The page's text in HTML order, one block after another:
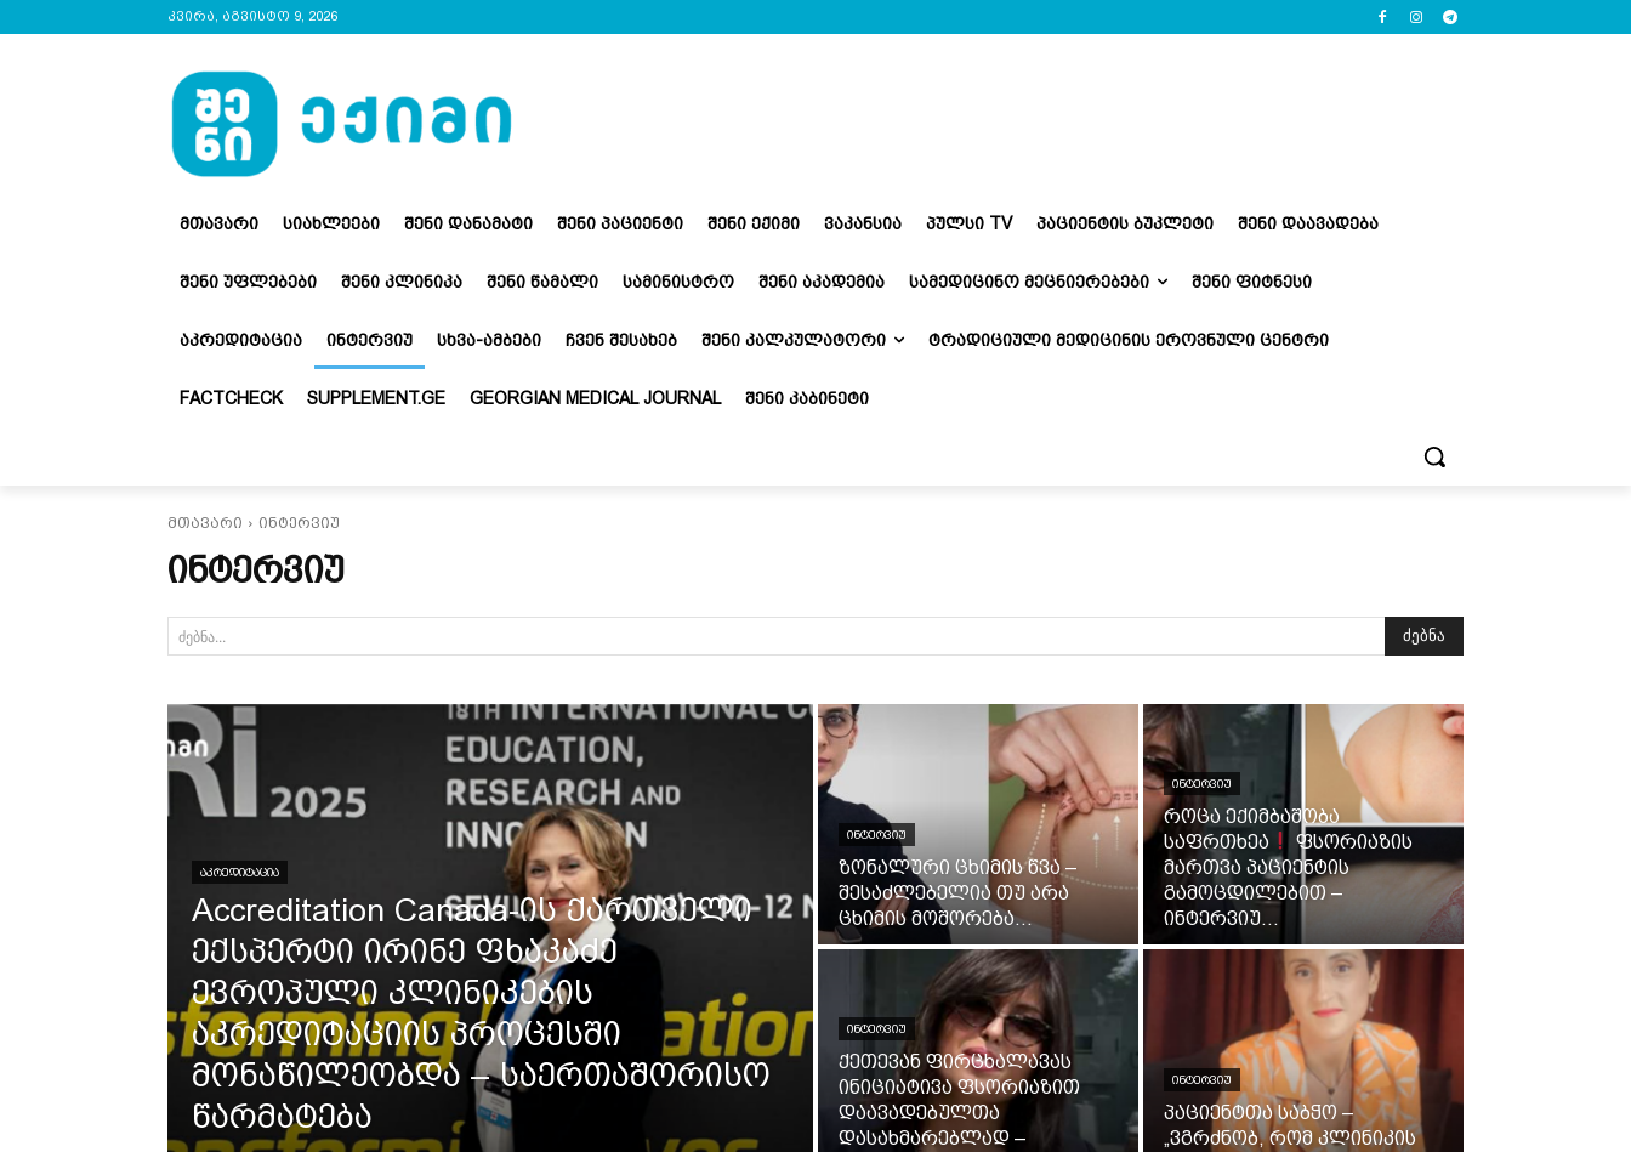
კვირა, აგვისტო 9, 2026
ᲛᲗᲐᲕᲐᲠᲘ ᲡᲘᲐᲮᲚᲔᲔᲑᲘ ᲨᲔᲜᲘ ᲓᲐᲜᲐᲛᲐᲢᲘ ᲨᲔᲜᲘ ᲞᲐᲪᲘᲔᲜᲢᲘ ᲨᲔᲜᲘ ᲔᲥᲘᲛᲘ ᲕᲐᲙᲐᲜᲡᲘᲐ ᲞᲣᲚᲡᲘ TV ᲞᲐᲪᲘᲔᲜᲢᲘᲡ ᲑᲣᲙᲚᲔᲢᲘ ᲨᲔᲜᲘ ᲓᲐᲐᲕᲐᲓᲔᲑᲐ
ᲨᲔᲜᲘ ᲣᲤᲚᲔᲑᲔᲑᲘ ᲨᲔᲜᲘ ᲙᲚᲘᲜᲘᲙᲐ ᲨᲔᲜᲘ ᲬᲐᲛᲐᲚᲘ ᲡᲐᲛᲘᲜᲘᲡᲢᲠᲝ ᲨᲔᲜᲘ ᲐᲙᲐᲓᲔᲛᲘᲐ ᲡᲐᲛᲔᲓᲘᲪᲘᲜᲝ ᲛᲔᲪᲜᲘᲔᲠᲔᲑᲔᲑᲘ ᲨᲔᲜᲘ ᲤᲘᲢᲜᲔᲡᲘ
ᲐᲙᲠᲔᲓᲘᲢᲐᲪᲘᲐ ᲘᲜᲢᲔᲠᲕᲘᲣ ᲡᲮᲕᲐ-ᲐᲛᲑᲔᲑᲘ ᲩᲕᲔᲜ ᲨᲔᲡᲐᲮᲔᲑ ᲨᲔᲜᲘ ᲙᲐᲚᲙᲣᲚᲐᲢᲝᲠᲘ ᲢᲠᲐᲓᲘᲪᲘᲣᲚᲘ ᲛᲔᲓᲘᲪᲘᲜᲘᲡ ᲔᲠᲝᲕᲜᲣᲚᲘ ᲪᲔᲜᲢᲠᲘ
FACTCHECK SUPPLEMENT.GE GEORGIAN MEDICAL JOURNAL ᲨᲔᲜᲘ ᲙᲐᲑᲘᲜᲔᲢᲘ
მთავარი ინტერვიუ
ᲘᲜᲢᲔᲠᲕᲘᲣ
ძებნა... ძებნა
ᲐᲙᲠᲔᲓᲘᲢᲐᲪᲘᲐ
Accreditation Canada-ის ქართველი
ექსპერტი ირინე ფხაკაძე
ევროპული კლინიკების
აკრედიტაციის პროცესში
მონაწილეობდა – საერთაშორისო
წარმატება
ᲘᲜᲢᲔᲠᲕᲘᲣ
ზონალური ცხიმის წვა –
შესაძლებელია თუ არა
ცხიმის მოშორება...
ᲘᲜᲢᲔᲠᲕᲘᲣ
როცა ექიმბაშობა
საფრთხეა
ფსორიაზის
მართვა პაციენტის
გამოცდილებით –
ინტერვიუ...
ᲘᲜᲢᲔᲠᲕᲘᲣ
ქეთევან ფირცხალავას
ინიციატივა ფსორიაზით
დაავადებულთა
დასახმარებლად –
ᲘᲜᲢᲔᲠᲕᲘᲣ
პაციენტთა საბჭო –
„ვგრძნობ, რომ კლინიკის